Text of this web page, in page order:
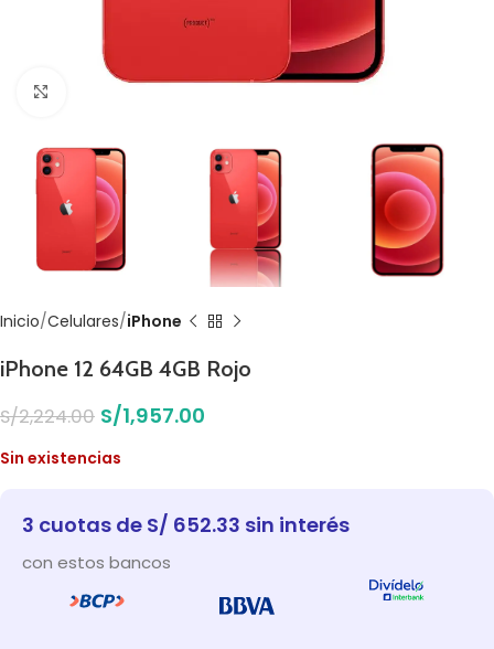
Inicio Celulares iPhone
iPhone 12 64GB 4GB Rojo
S/2,224.00 S/1,957.00
Sin existencias
3 cuotas de S/ 652.33 sin interés
con estos bancos